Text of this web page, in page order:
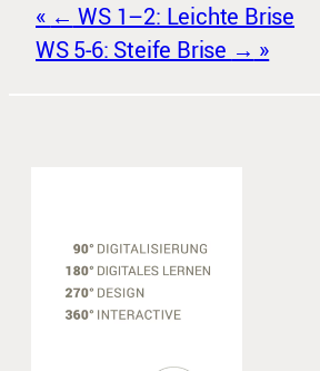
← WS 1–2: Leichte Brise
WS 5-6: Steife Brise →